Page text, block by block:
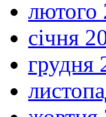
лютого
січня
грудня